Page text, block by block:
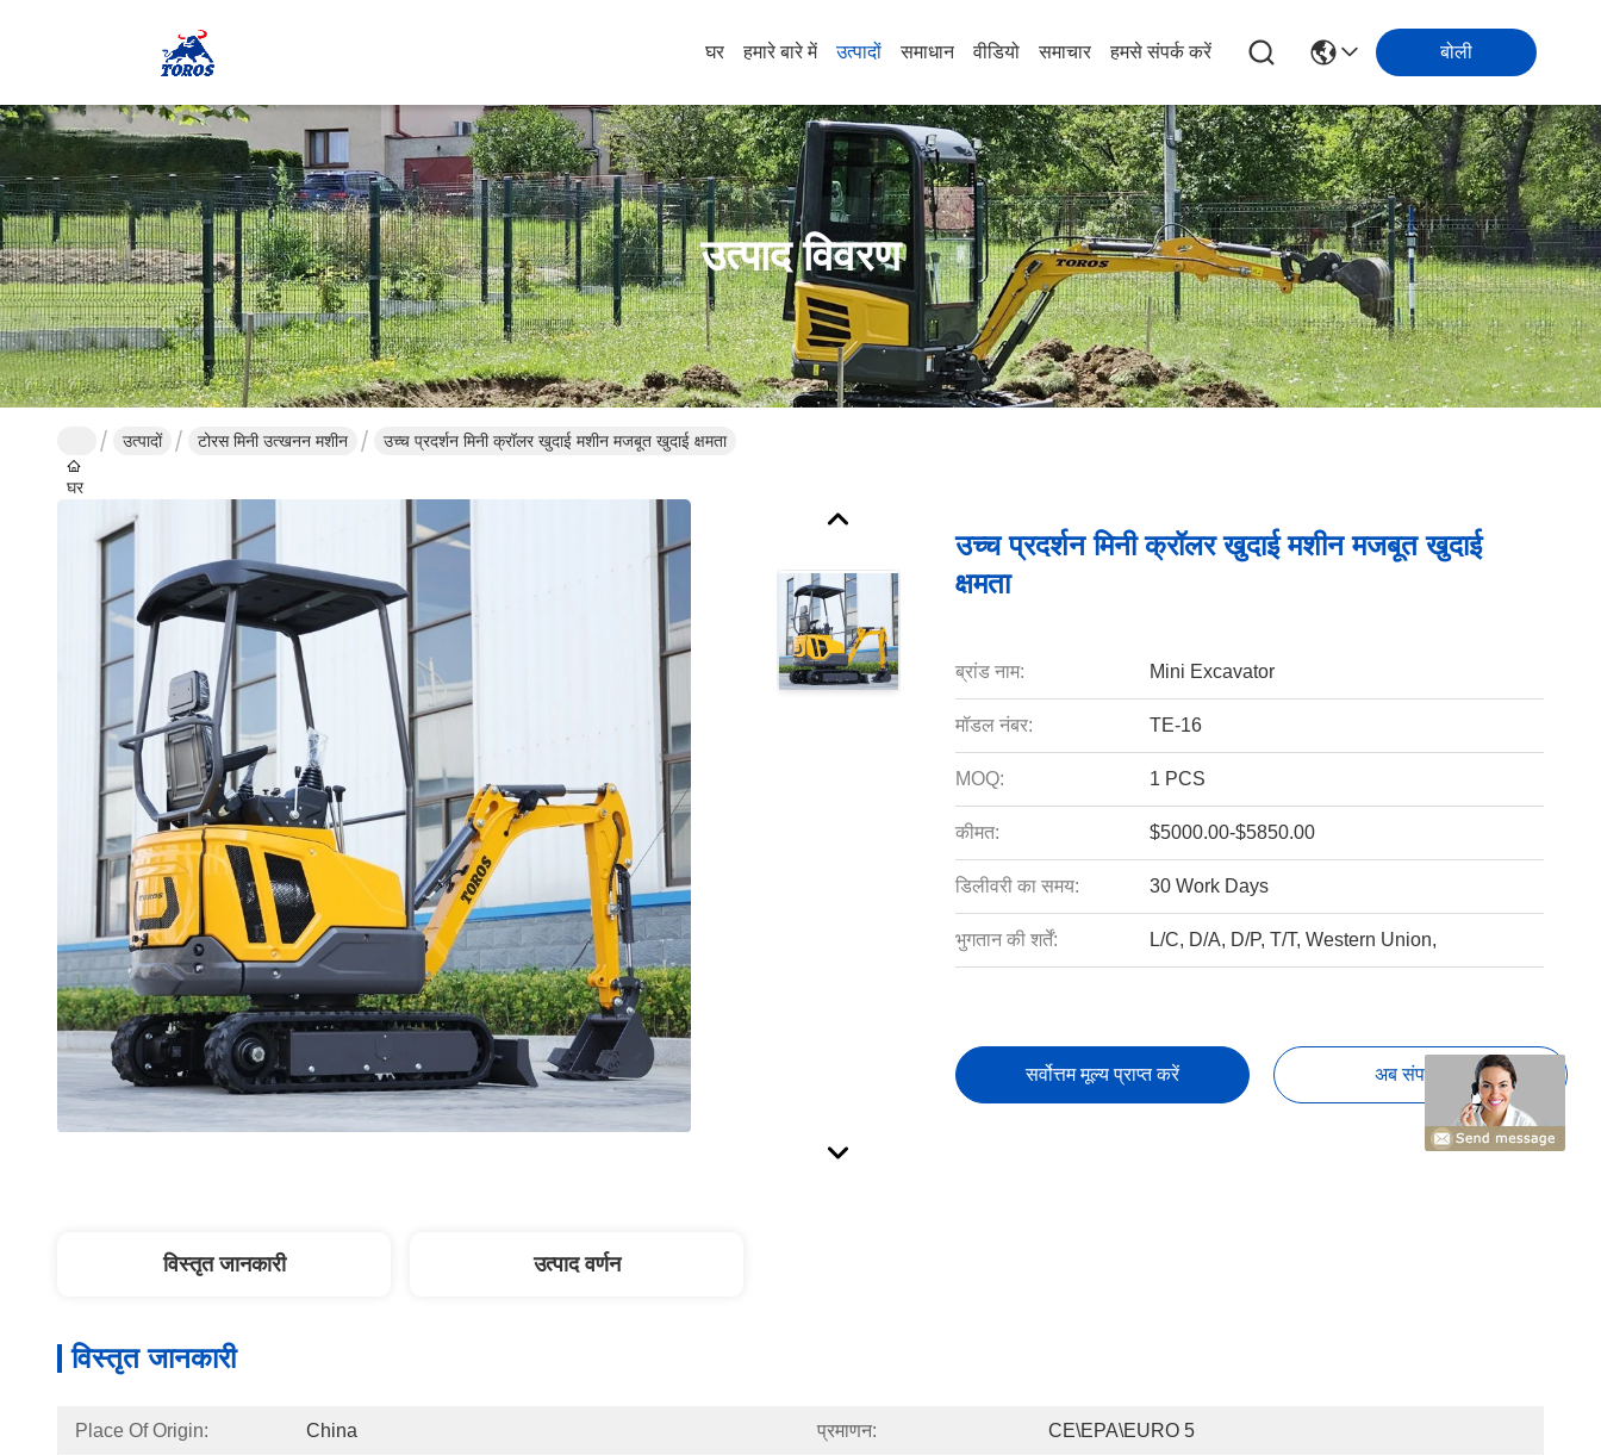
घर हमारे बारे में उत्पादों समाधान वीडियो समाचार हमसे संपर्क करें बोली
उत्पाद विवरण
घर
उत्पादों टोरस मिनी उत्खनन मशीन उच्च प्रदर्शन मिनी क्रॉलर खुदाई मशीन मजबूत खुदाई क्षमता
उच्च प्रदर्शन मिनी क्रॉलर खुदाई मशीन मजबूत खुदाई
क्षमता
ब्रांड नाम: Mini Excavator
मॉडल नंबर: TE-16
MOQ: 1 PCS
कीमत: $5000.00-$5850.00
डिलीवरी का समय: 30 Work Days
भुगतान की शर्तें: L/C, D/A, D/P, T/T, Western Union,
सर्वोत्तम मूल्य प्राप्त करें अब संपर्क करें
विस्तृत जानकारी उत्पाद वर्णन
विस्तृत जानकारी
Place Of Origin: China प्रमाणन: CE\EPA\EURO 5